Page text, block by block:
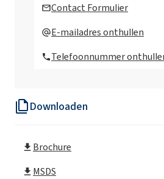
Downloaden
Brochure
MSDS
systeem
Ekoprodur® 0612B2
Ekoprodur® 1112B2
Contact Formulier
E-mailadres onthullen
Telefoonnummer